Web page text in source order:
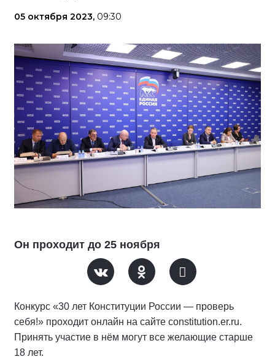
05 октября 2023, 09:30
Он проходит до 25 ноября
Конкурс «30 лет Конституции России — проверь
себя!» проходит онлайн на сайте constitution.er.ru.
Принять участие в нём могут все желающие старше
18 лет.